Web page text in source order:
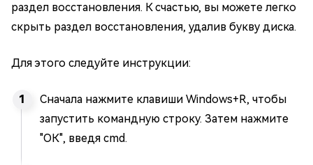
раздел восстановления. К счастью, вы можете легко
скрыть раздел восстановления, удалив букву диска.
Для этого следуйте инструкции:
Сначала нажмите клавиши Windows+R, чтобы
запустить командную строку. Затем нажмите
"ОК", введя cmd.